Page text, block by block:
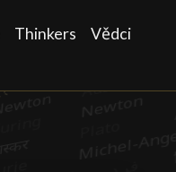
Thinkers Vědci